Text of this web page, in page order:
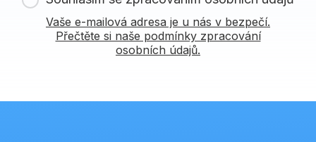
Vaše e-mailová adresa je u nás v bezpečí.
Přečtěte si naše podmínky zpracování
osobních údajů.